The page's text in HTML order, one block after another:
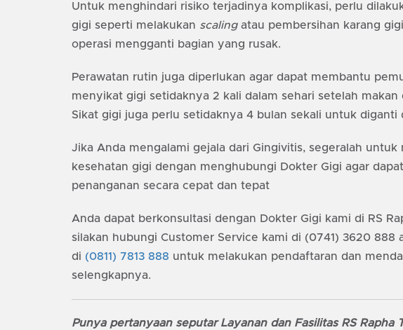
Untuk menghindari risiko terjadinya komplikasi, perlu
gigi seperti melakukan scaling atau pembersihan karang
operasi mengganti bagian yang rusak.
Perawatan rutin juga diperlukan agar dapat membantu
menyikat gigi setidaknya 2 kali dalam sehari setelah makan
Sikat gigi juga perlu setidaknya 4 bulan sekali untuk diganti
Jika Anda mengalami gejala dari Gingivitis, segeralah untuk
kesehatan gigi dengan menghubungi Dokter Gigi agar
penanganan secara cepat dan tepat
Anda dapat berkonsultasi dengan Dokter Gigi kami di RS
silakan hubungi Customer Service kami di (0741) 3620 888
di (0811) 7813 888 untuk melakukan pendaftaran dan
selengkapnya.
Punya pertanyaan seputar Layanan dan Fasilitas RS Rapha